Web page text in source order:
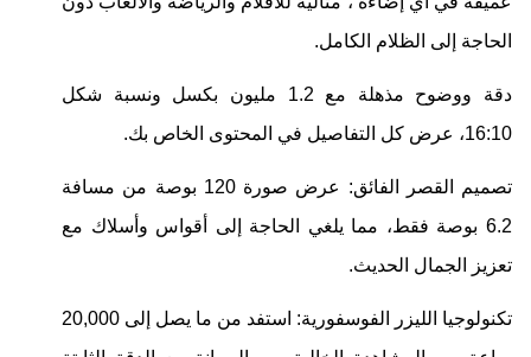
الحاجة إلى الظلام الكامل.
دقة ووضوح مذهلة مع 1.2 مليون بكسل ونسبة شكل
16:10، عرض كل التفاصيل في المحتوى الخاص بك.
تصميم القصر الفائق: عرض صورة 120 بوصة من مسافة
6.2 بوصة فقط، مما يلغي الحاجة إلى أقواس وأسلاك مع
تعزيز الجمال الحديث.
تكنولوجيا الليزر الفوسفورية: استفد من ما يصل إلى 20,000